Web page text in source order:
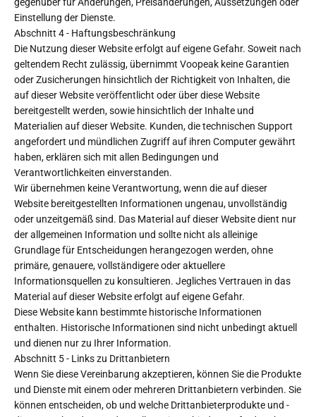
Einstellung der Dienste.
Abschnitt 4 - Haftungsbeschränkung
Die Nutzung dieser Website erfolgt auf eigene Gefahr. Soweit nach
geltendem Recht zulässig, übernimmt Voopeak keine Garantien
oder Zusicherungen hinsichtlich der Richtigkeit von Inhalten, die
auf dieser Website veröffentlicht oder über diese Website
bereitgestellt werden, sowie hinsichtlich der Inhalte und
Materialien auf dieser Website. Kunden, die technischen Support
angefordert und mündlichen Zugriff auf ihren Computer gewährt
haben, erklären sich mit allen Bedingungen und
Verantwortlichkeiten einverstanden.
Wir übernehmen keine Verantwortung, wenn die auf dieser
Website bereitgestellten Informationen ungenau, unvollständig
oder unzeitgemäß sind. Das Material auf dieser Website dient nur
der allgemeinen Information und sollte nicht als alleinige
Grundlage für Entscheidungen herangezogen werden, ohne
primäre, genauere, vollständigere oder aktuellere
Informationsquellen zu konsultieren. Jegliches Vertrauen in das
Material auf dieser Website erfolgt auf eigene Gefahr.
Diese Website kann bestimmte historische Informationen
enthalten. Historische Informationen sind nicht unbedingt aktuell
und dienen nur zu Ihrer Information.
Abschnitt 5 - Links zu Drittanbietern
Wenn Sie diese Vereinbarung akzeptieren, können Sie die Produkte
und Dienste mit einem oder mehreren Drittanbietern verbinden. Sie
können entscheiden, ob und welche Drittanbieterprodukte und -